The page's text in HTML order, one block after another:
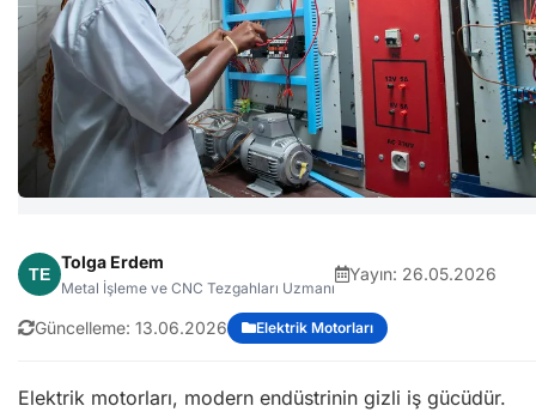
Tolga Erdem
Metal İşleme ve CNC Tezgahları Uzmanı
Yayın: 26.05.2026
Güncelleme: 13.06.2026 Elektrik Motorları
Elektrik motorları, modern endüstrinin gizli iş gücüdür.